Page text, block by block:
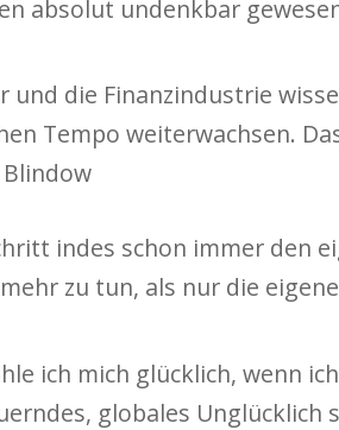
absolut undenkbar
und die Finanzindustrie
Tempo weiterwachsen.
indes schon immer den
zu tun, als nur die
ich mich glücklich, wenn
globales Unglücklich